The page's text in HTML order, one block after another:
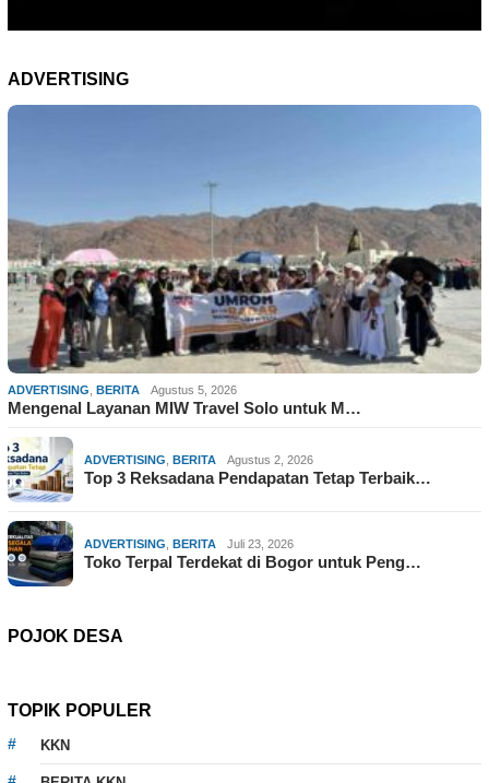
ADVERTISING
ADVERTISING BERITA Agustus 5, 2026
Mengenal Layanan MIW Travel Solo untuk M…
ADVERTISING BERITA Agustus 2, 2026
Top 3 Reksadana Pendapatan Tetap Terbaik…
ADVERTISING BERITA Juli 23, 2026
Toko Terpal Terdekat di Bogor untuk Peng…
POJOK DESA
TOPIK POPULER
KKN